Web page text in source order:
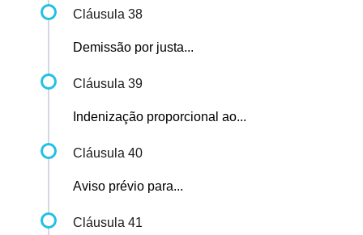
Cláusula 38
Demissão por justa...
Cláusula 39
Indenização proporcional ao...
Cláusula 40
Aviso prévio para...
Cláusula 41